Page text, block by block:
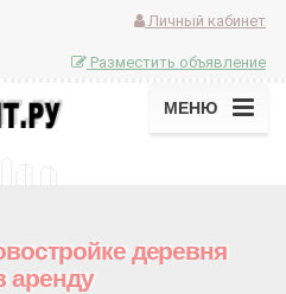
Личный кабинет
Разместить объявление
МЕНЮ
деревня
аренду